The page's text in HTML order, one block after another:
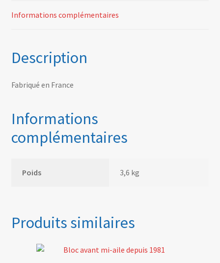
Informations complémentaires
Description
Fabriqué en France
Informations
complémentaires
Poids 3,6 kg
Produits similaires